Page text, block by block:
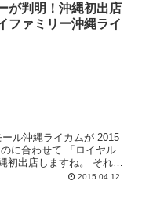
が判明！沖縄初出店
ファミリー沖縄ライ
に合わせて 「ロイヤル
店しますね。 それ
2015.04.12